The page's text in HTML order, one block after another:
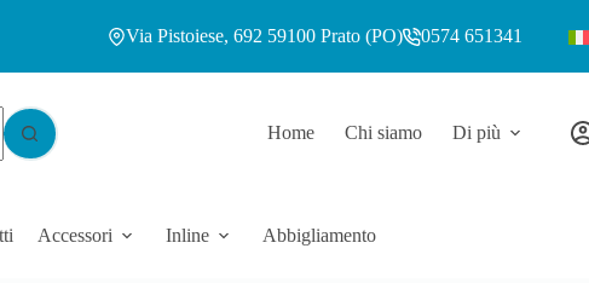
Via Pistoiese, 692 59100 Prato (PO) 0574 651341
Home Chi siamo Di più
Accessori Inline Abbigliamento